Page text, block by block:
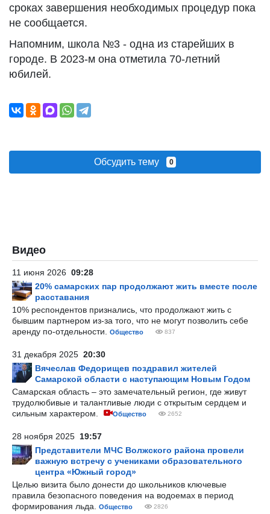
сроках завершения необходимых процедур пока
не сообщается.
Напомним, школа №3 - одна из старейших в
городе. В 2023-м она отметила 70-летний
юбилей.
Обсудить тему 0
Видео
11 июня 2026 09:28
20% самарских пар продолжают жить вместе после
расставания
10% респондентов признались, что продолжают жить с
бывшим партнером из-за того, что не могут позволить себе
аренду по-отдельности.
Общество 837
31 декабря 2025 20:30
Вячеслав Федорищев поздравил жителей
Самарской области с наступающим Новым Годом
Самарская область – это замечательный регион, где живут
трудолюбивые и талантливые люди с открытым сердцем и
сильным характером.
Общество 2652
28 ноября 2025 19:57
Представители МЧС Волжского района провели
важную встречу с учениками образовательного
центра «Южный город»
Целью визита было донести до школьников ключевые
правила безопасного поведения на водоемах в период
формирования льда.
Общество 2826